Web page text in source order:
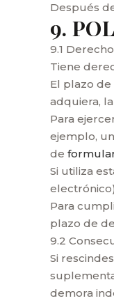
Después
9.
9.1
Tiene
El plazo
adquiera,
Para
ejemplo,
de
Si utiliza
Para
plazo de
9.2
Si
demora